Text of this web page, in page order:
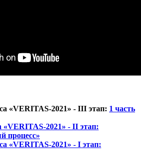
«VERITAS-2021» - III этап: 1 часть
«VERITAS-2021» - II этап:
процесс»
«VERITAS-2021» - I этап: